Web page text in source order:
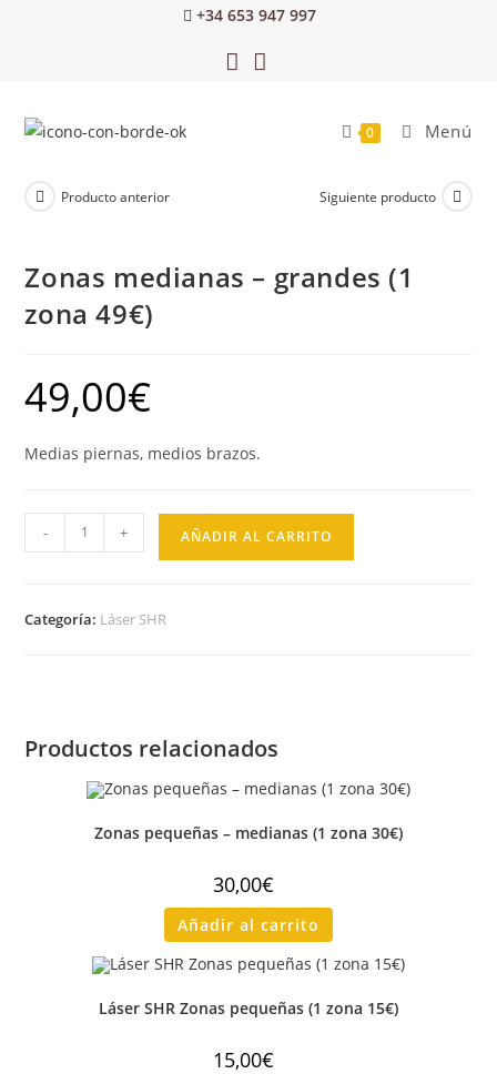
+34 653 947 997
0 Menú
Producto anterior Siguiente producto
Zonas medianas – grandes (1
zona 49€)
49,00€
Medias piernas, medios brazos.
- + AÑADIR AL CARRITO
Categoría: Láser SHR
Productos relacionados
Zonas pequeñas – medianas (1 zona 30€)
30,00€
Añadir al carrito
Láser SHR Zonas pequeñas (1 zona 15€)
15,00€